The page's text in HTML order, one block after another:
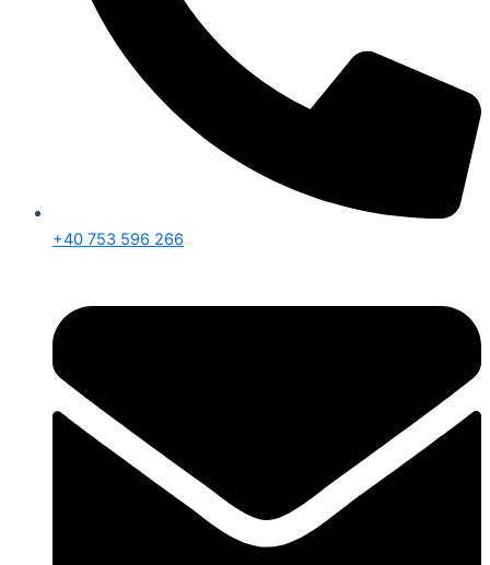
+40 753 596 266